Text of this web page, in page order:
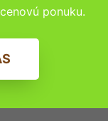
ponuku.